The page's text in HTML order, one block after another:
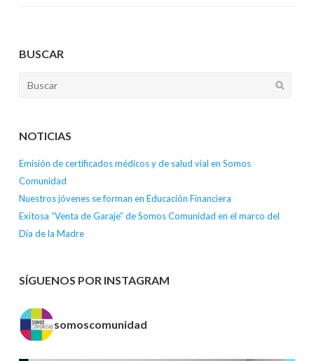
BUSCAR
NOTICIAS
Emisión de certificados médicos y de salud vial en Somos
Comunidad
Nuestros jóvenes se forman en Educación Financiera
Exitosa “Venta de Garaje” de Somos Comunidad en el marco del
Día de la Madre
SÍGUENOS POR INSTAGRAM
somoscomunidad